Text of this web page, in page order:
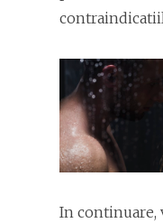
In continuare,